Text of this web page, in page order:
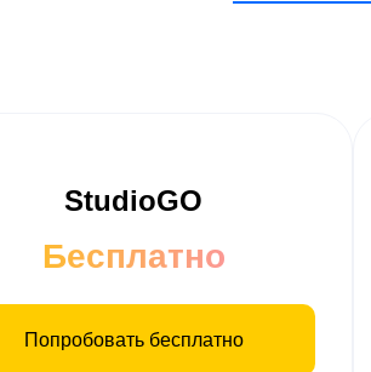
StudioGO
Бесплатно
Попробовать бесплатно